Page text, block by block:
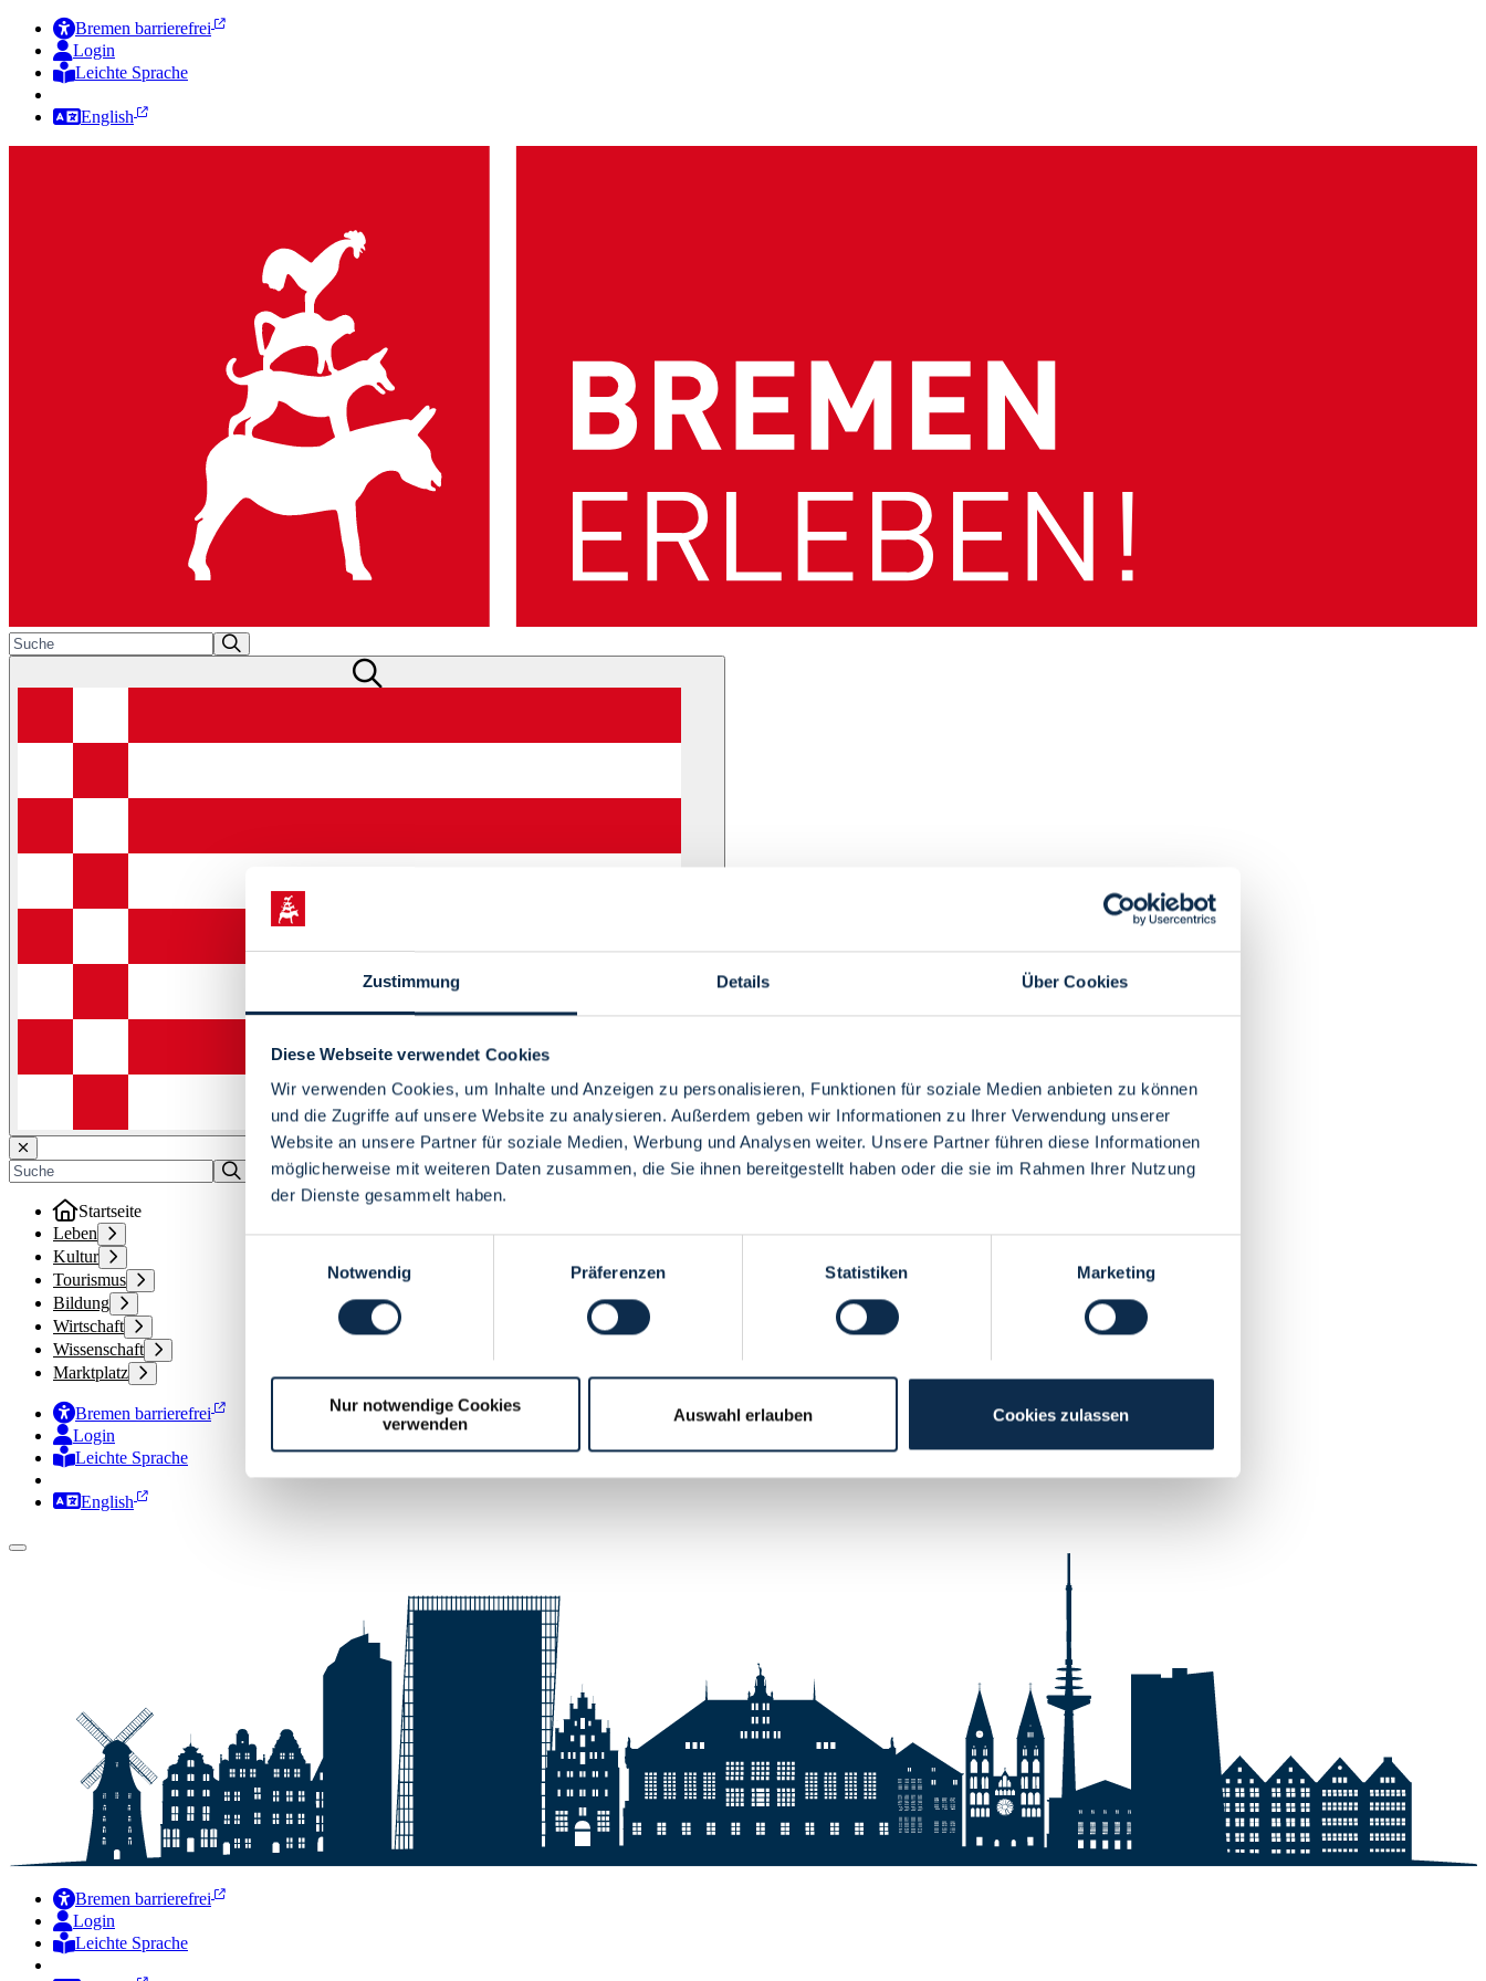
Zustimmung Details Über Cookies
Diese Webseite verwendet Cookies
Wir verwenden Cookies, um Inhalte und Anzeigen zu personalisieren, Funktionen für soziale Medien anbieten zu können
und die Zugriffe auf unsere Website zu analysieren. Außerdem geben wir Informationen zu Ihrer Verwendung unserer
Website an unsere Partner für soziale Medien, Werbung und Analysen weiter. Unsere Partner führen diese Informationen
möglicherweise mit weiteren Daten zusammen, die Sie ihnen bereitgestellt haben oder die sie im Rahmen Ihrer Nutzung
der Dienste gesammelt haben.
Notwendig
Präferenzen Statistiken Marketing
Nur notwendige Cookies
verwenden
Auswahl erlauben Cookies zulassen
Bremen barrierefrei
Login
Leichte Sprache
English
Menü
Startseite
Leben
Kultur
Tourismus
Bildung
Wirtschaft
Wissenschaft
Marktplatz
Bremen barrierefrei
Login
Leichte Sprache
Zur Deutschen Gebärdensprache
English
Bremen barrierefrei
Login
Leichte Sprache